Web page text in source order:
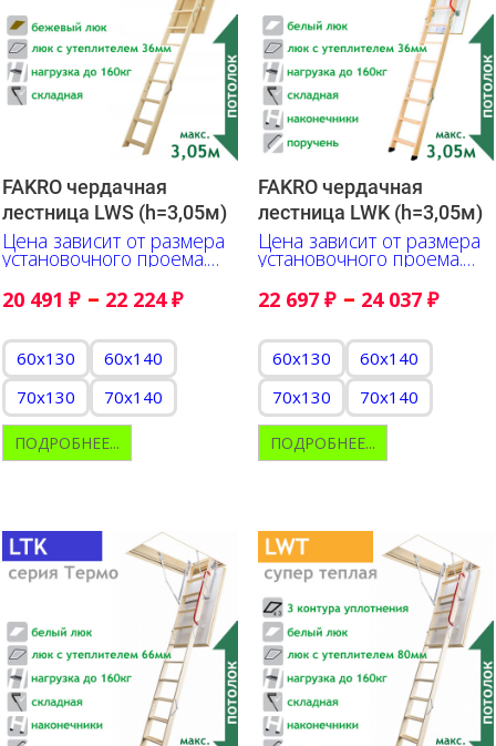
FAKRO чердачная
лестница LWS (h=3,05м)
Цена зависит от размера
установочного проема.
Указано в сантиметрах
20 491 ₽ – 22 224₽
60x130
60x140
70x130
70x140
ПОДРОБНЕЕ...
FAKRO чердачная
лестница LWK (h=3,05м)
Цена зависит от размера
установочного проема.
Указано в сантиметрах
22 697 ₽ – 24 037 ₽
60x130
60x140
70x130
70x140
ПОДРОБНЕЕ...